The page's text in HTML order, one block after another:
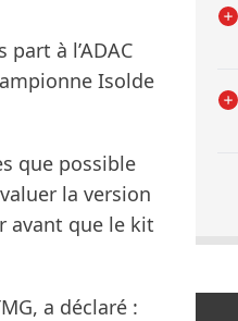
à l’ADAC
Isolde
que possible
la version
avant que le kit
a déclaré :